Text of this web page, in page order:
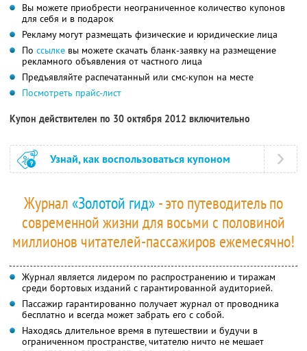
Вы можете приобрести неограниченное количество купонов
для себя и в подарок
Рекламу могут размещать физические и юридические лица
По ссылке вы можете скачать бланк-заявку на размещение
рекламного объявления от частного лица
Предъявляйте распечатанный или смс-купон на месте
Посмотреть прайс-лист
Купон действителен по 30 октября 2012 включительно
Узнай, как воспользоваться купоном
Журнал«Золотой гид»- это путеводитель по
современной жизни для восьми с половиной
миллионов читателей-пассажиров ежемесячно!
Журнал является лидером по распространению и тиражам
среди бортовых изданий с гарантированной аудиторией.
Пассажир гарантированно получает журнал от проводника
бесплатно и всегда может забрать его с собой.
Находясь длительное время в путешествии и будучи в
ограниченном пространстве, читателю ничто не мешает